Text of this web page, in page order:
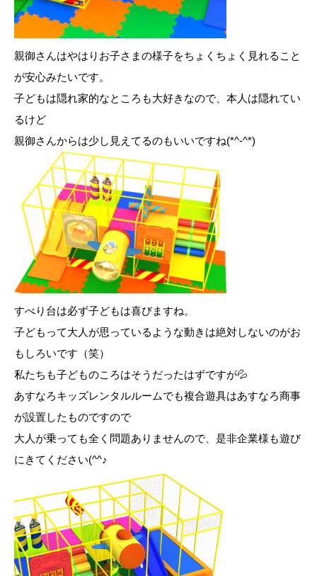
親御さんはやはりお子さまの様子をちょくちょく見れること
が安心みたいです。
子どもは隠れ家的なところも大好きなので、本人は隠れてい
るけど
親御さんからは少し見えてるのもいいですね(*^-^*)
すべり台は必ず子どもは喜びますね。
子どもって大人が思っているような動きは絶対しないのがお
もしろいです（笑）
私たちも子どものころはそうだったはずですが💦
あすなろキッズレンタルルームでも複合遊具はあすなろ商事
が設置したものですので
大人が乗っても全く問題ありませんので、是非企業様も遊び
にきてください(^^♪